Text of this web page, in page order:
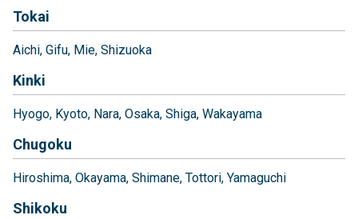
Tokai
Aichi Gifu Mie Shizuoka
Kinki
Hyogo Kyoto Nara Osaka Shiga Wakayama
Chugoku
Hiroshima Okayama Shimane Tottori Yamaguchi
Shikoku